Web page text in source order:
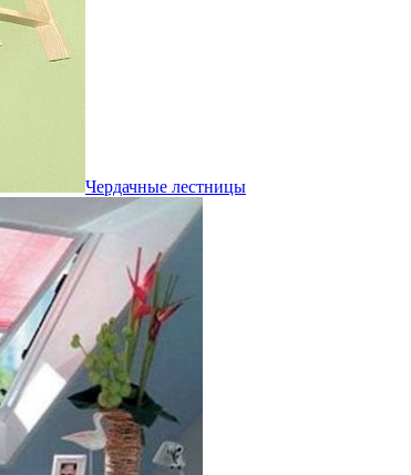
Чердачные лестницы